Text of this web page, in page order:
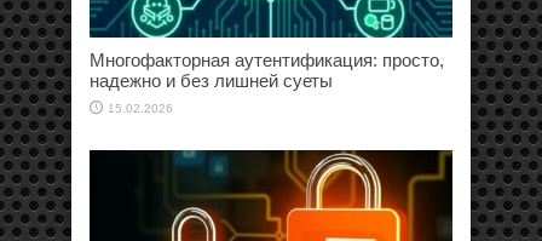
Многофакторная аутентификация: просто,
надежно и без лишней суеты
15.02.2026